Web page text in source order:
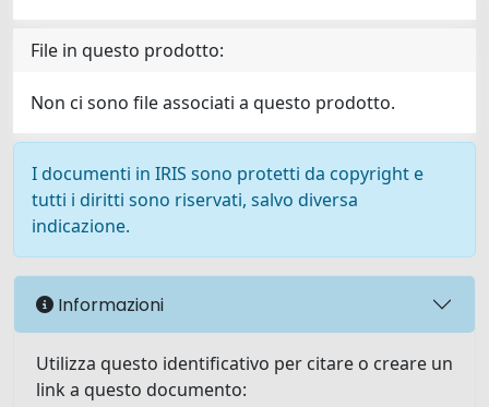
File in questo prodotto:
Non ci sono file associati a questo prodotto.
I documenti in IRIS sono protetti da copyright e
tutti i diritti sono riservati, salvo diversa
indicazione.
Informazioni
Utilizza questo identificativo per citare o creare un
link a questo documento: